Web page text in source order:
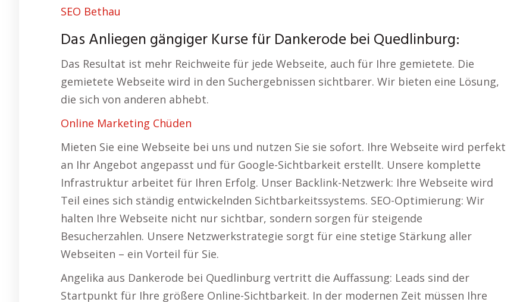
SEO Bethau
Das Anliegen gängiger Kurse für Dankerode bei Quedlinburg:
Das Resultat ist mehr Reichweite für jede Webseite, auch für Ihre gemietete. Die
gemietete Webseite wird in den Suchergebnissen sichtbarer. Wir bieten eine Lösung,
die sich von anderen abhebt.
Online Marketing Chüden
Mieten Sie eine Webseite bei uns und nutzen Sie sie sofort. Ihre Webseite wird perfekt
an Ihr Angebot angepasst und für Google-Sichtbarkeit erstellt. Unsere komplette
Infrastruktur arbeitet für Ihren Erfolg. Unser Backlink-Netzwerk: Ihre Webseite wird
Teil eines sich ständig entwickelnden Sichtbarkeitssystems. SEO-Optimierung: Wir
halten Ihre Webseite nicht nur sichtbar, sondern sorgen für steigende
Besucherzahlen. Unsere Netzwerkstrategie sorgt für eine stetige Stärkung aller
Webseiten – ein Vorteil für Sie.
Angelika aus Dankerode bei Quedlinburg vertritt die Auffassung: Leads sind der
Startpunkt für Ihre größere Online-Sichtbarkeit. In der modernen Zeit müssen Ihre